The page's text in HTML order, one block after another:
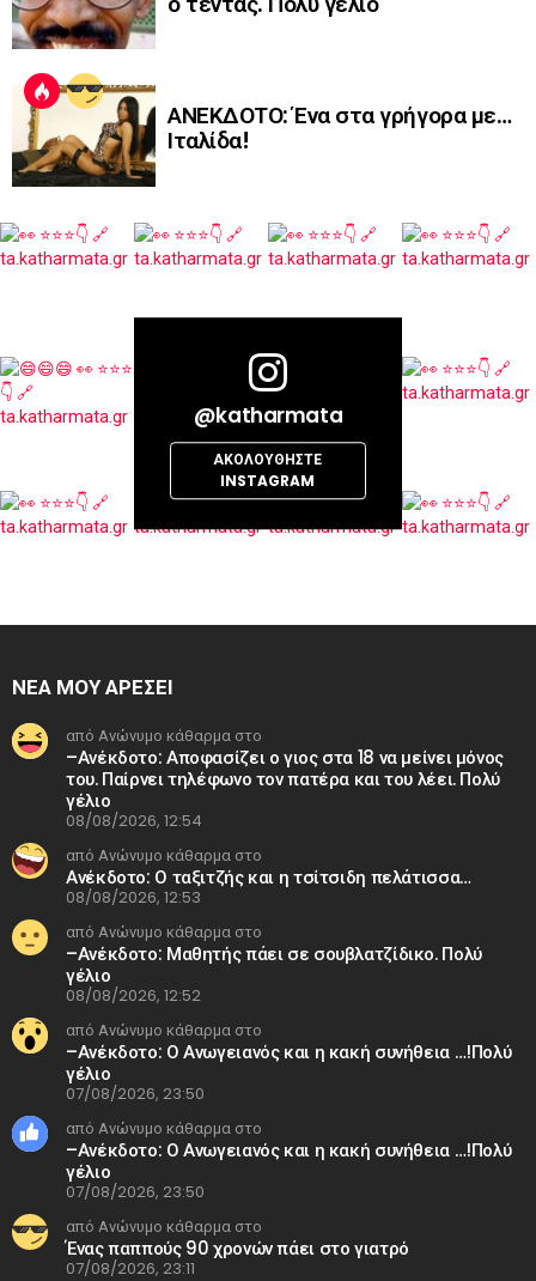
ΑΝΕΚΔΟΤΟ: Ένα στα γρήγορα με…
Ιταλίδα!
@katharmata
ΑΚΟΛΟΥΘΉΣΤΕ
INSTAGRAM
ΝΕΑ ΜΟΥ ΑΡΕΣΕΙ
από Ανώνυμο κάθαρμα στο
–Ανέκδοτο: Αποφασίζει ο γιος στα 18 να μείνει μόνος
του. Παίρνει τηλέφωνο τον πατέρα και του λέει. Πολύ
γέλιο
08/08/2026, 12:54
από Ανώνυμο κάθαρμα στο
Ανέκδοτο: Ο ταξιτζής και η τσίτσιδη πελάτισσα…
08/08/2026, 12:53
από Ανώνυμο κάθαρμα στο
–Ανέκδοτο: Μαθητής πάει σε σουβλατζίδικο. Πολύ
γέλιο
08/08/2026, 12:52
από Ανώνυμο κάθαρμα στο
–Ανέκδοτο: Ο Ανωγειανός και η κακή συνήθεια …!Πολύ
γέλιο
07/08/2026, 23:50
από Ανώνυμο κάθαρμα στο
–Ανέκδοτο: Ο Ανωγειανός και η κακή συνήθεια …!Πολύ
γέλιο
07/08/2026, 23:50
από Ανώνυμο κάθαρμα στο
Ένας παππούς 90 χρονών πάει στο γιατρό
07/08/2026, 23:11